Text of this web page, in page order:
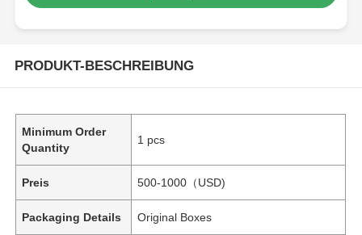
PRODUKT-BESCHREIBUNG
Minimum Order
Quantity
1 pcs
Preis 500-1000（USD)
Packaging Details Original Boxes